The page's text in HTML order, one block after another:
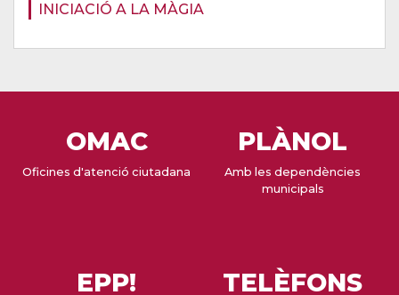
INICIACIÓ A LA MÀGIA
OMAC
Oficines d'atenció ciutadana
PLÀNOL
Amb les dependències
municipals
EPP! TELÈFONS